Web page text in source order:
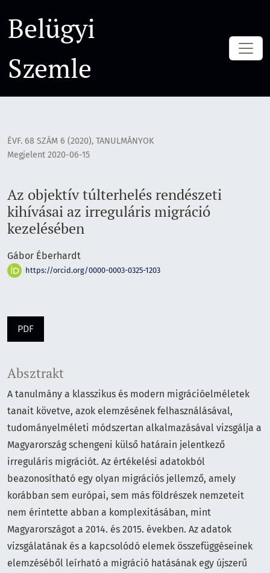
Belügyi
Szemle
ÉVF. 68 SZÁM 6 (2020), TANULMÁNYOK
Az objektív túlterhelés rendészeti
kihívásai az irreguláris migráció
kezelésében
Megjelent 2020-06-15
Gábor Éberhardt
https://orcid.org/0000-0003-0325-1203
PDF
Absztrakt
A tanulmány a klasszikus és modern migrációelméletek
tanait követve, azok elemzésének felhasználásával,
tudományelméleti módszertan alkalmazásával vizsgálja a
Magyarország schengeni külső határain jelentkező
irreguláris migrációt. Az értékelési adatokból
beazonosítható egy olyan migrációs jellemző, amely
korábban sem európai, sem más földrészek nemzeteit
nem érintette abban a komplexitásában, mint
Magyarországot a 2014. és 2015. években. Az adatok
vizsgálatának és a kapcsolódó elemek összefüggéseinek
elemzéséből leírható a migráció hatásának egy újszerű